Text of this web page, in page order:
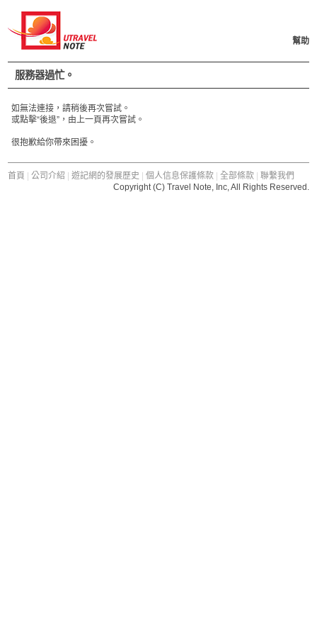
幫助
服務器過忙。
如無法連接，請稍後再次嘗試。
或點擊“後退”，由上一頁再次嘗試。
很抱歉給你帶來困擾。
首頁 |公司介紹 |遊記網的發展歷史 |個人信息保護條款 |全部條款 |聯繫我們
Copyright (C) Travel Note, Inc, All Rights Reserved.